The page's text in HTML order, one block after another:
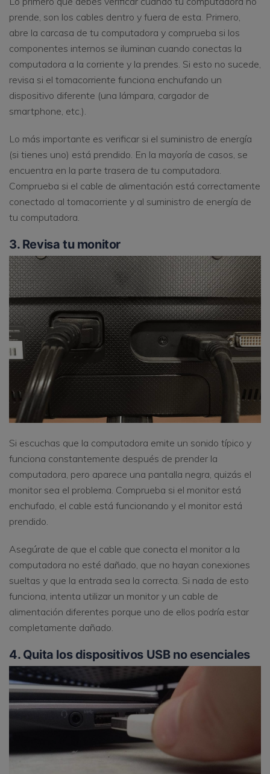
prende, son los cables dentro y fuera de esta. Primero,
abre la carcasa de tu computadora y comprueba si los
componentes internos se iluminan cuando conectas la
computadora a la corriente y la prendes. Si esto no sucede,
revisa si el tomacorriente funciona enchufando un
dispositivo diferente (una lámpara, cargador de
smartphone, etc.).
Lo más importante es verificar si el suministro de energía
(si tienes uno) está prendido. En la mayoría de casos, se
encuentra en la parte trasera de tu computadora.
Comprueba si el cable de alimentación está correctamente
conectado al tomacorriente y al suministro de energía de
tu computadora.
3. Revisa tu monitor
Si escuchas que la computadora emite un sonido típico y
funciona constantemente después de prender la
computadora, pero aparece una pantalla negra, quizás el
monitor sea el problema. Comprueba si el monitor está
enchufado, el cable está funcionando y el monitor está
prendido.
Asegúrate de que el cable que conecta el monitor a la
computadora no esté dañado, que no hayan conexiones
sueltas y que la entrada sea la correcta. Si nada de esto
funciona, intenta utilizar un monitor y un cable de
alimentación diferentes porque uno de ellos podría estar
completamente dañado.
4. Quita los dispositivos USB no esenciales